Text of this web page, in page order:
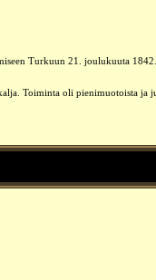
Turkuun 21. joulukuuta 1842.
Toiminta oli pienimuotoista ja